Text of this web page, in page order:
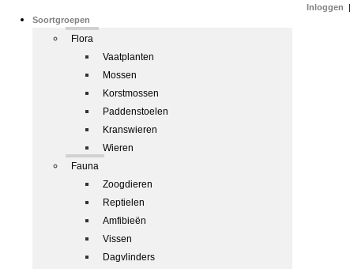
Soortgroepen
Flora
Vaatplanten
Mossen
Korstmossen
Paddenstoelen
Kranswieren
Wieren
Fauna
Zoogdieren
Reptielen
Amfibieën
Vissen
Dagvlinders
Inloggen |